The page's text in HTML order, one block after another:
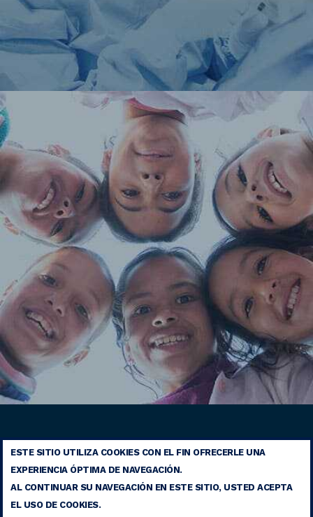
AVISO LEGAL
CONTACTO
ESTE SITIO UTILIZA COOKIES CON EL FIN OFRECERLE UNA
EXPERIENCIA ÓPTIMA DE NAVEGACIÓN.
AL CONTINUAR SU NAVEGACIÓN EN ESTE SITIO, USTED ACEPTA
EL USO DE COOKIES.